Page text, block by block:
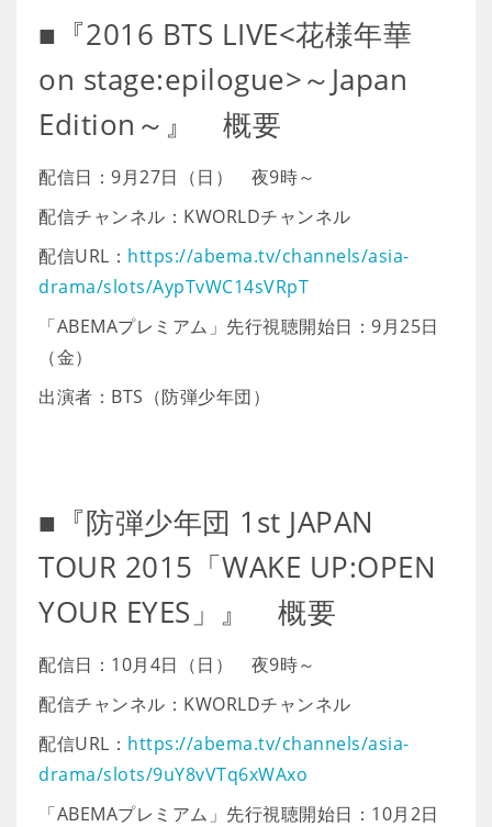
■『2016 BTS LIVE<花様年華
on stage:epilogue>～Japan
Edition～』 概要
配信日：9月27日（日） 夜9時～
配信チャンネル：KWORLDチャンネル
配信URL： https://abema.tv/channels/asia-
drama/slots/AypTvWC14sVRpT
「ABEMAプレミアム」先行視聴開始日：9月25日
（金）
出演者：BTS（防弾少年団）
■『防弾少年団 1st JAPAN
TOUR 2015「WAKE UP:OPEN
YOUR EYES」』 概要
配信日：10月4日（日） 夜9時～
配信チャンネル：KWORLDチャンネル
配信URL： https://abema.tv/channels/asia-
drama/slots/9uY8vVTq6xWAxo
「ABEMAプレミアム」先行視聴開始日：10月2日